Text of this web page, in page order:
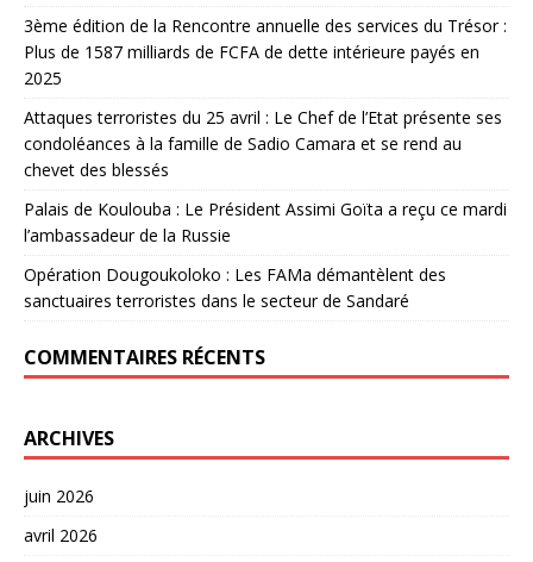
3ème édition de la Rencontre annuelle des services du Trésor :
Plus de 1587 milliards de FCFA de dette intérieure payés en
2025
Attaques terroristes du 25 avril : Le Chef de l’Etat présente ses
condoléances à la famille de Sadio Camara et se rend au
chevet des blessés
Palais de Koulouba : Le Président Assimi Goïta a reçu ce mardi
l’ambassadeur de la Russie
Opération Dougoukoloko : Les FAMa démantèlent des
sanctuaires terroristes dans le secteur de Sandaré
COMMENTAIRES RÉCENTS
ARCHIVES
juin 2026
avril 2026